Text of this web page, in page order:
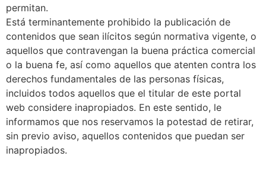
permitan.
Está terminantemente prohibido la publicación de
contenidos que sean ilícitos según normativa vigente, o
aquellos que contravengan la buena práctica comercial
o la buena fe, así como aquellos que atenten contra los
derechos fundamentales de las personas físicas,
incluidos todos aquellos que el titular de este portal
web considere inapropiados. En este sentido, le
informamos que nos reservamos la potestad de retirar,
sin previo aviso, aquellos contenidos que puedan ser
inapropiados.